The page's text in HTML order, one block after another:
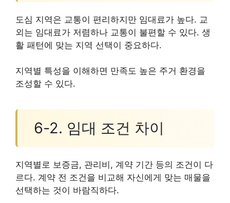
도심 지역은 교통이 편리하지만 임대료가 높다. 교
외는 임대료가 저렴하나 교통이 불편할 수 있다. 생
활 패턴에 맞는 지역 선택이 중요하다.
지역별 특성을 이해하면 만족도 높은 주거 환경을
조성할 수 있다.
6-2. 임대 조건 차이
지역별로 보증금, 관리비, 계약 기간 등의 조건이 다
르다. 계약 전 조건을 비교해 자신에게 맞는 매물을
선택하는 것이 바람직하다.